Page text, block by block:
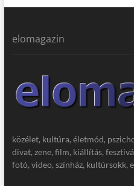
elomagazin
közélet, kultúra, életmód,
divat, zene, film, kiállítás,
fotó, video, színház, kultúrsokk,